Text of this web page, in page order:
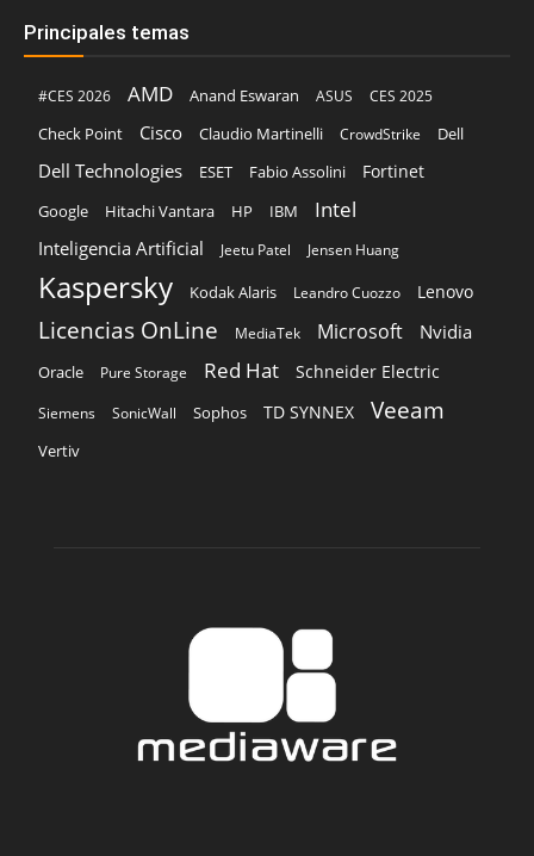
Principales temas
#CES 2026 AMD Anand Eswaran ASUS
CES 2025
Check Point
Cisco Claudio Martinelli CrowdStrike Dell
Dell Technologies ESET Fabio Assolini Fortinet
Google Hitachi Vantara HP IBM Intel
Inteligencia Artificial Jeetu Patel Jensen Huang
Kaspersky Kodak Alaris Leandro Cuozzo Lenovo
Licencias OnLine MediaTek Microsoft Nvidia
Oracle Pure Storage Red Hat Schneider Electric
Siemens SonicWall Sophos TD SYNNEX Veeam
Vertiv